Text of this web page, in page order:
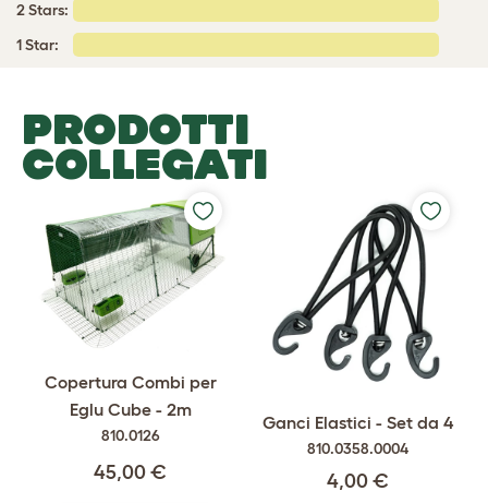
2 Stars:
1 Star:
PRODOTTI
COLLEGATI
Copertura Combi per
Eglu Cube - 2m
810.0126
45,00 €
Ganci Elastici - Set da 4
810.0358.0004
4,00 €